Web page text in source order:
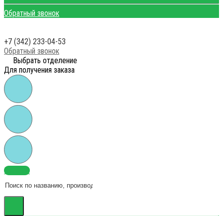
Обратный звонок
+7 (342) 233-04-53
Обратный звонок
Выбрать отделение
Для получения заказа
Каталог